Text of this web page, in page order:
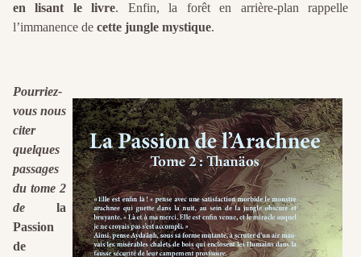
en lisant le livre. Enfin, la forêt en arrière-plan rappelle
l’immanence de cette jungle mystique.
Pourriez-
vous nous
citer
quelques
passages
du tome 2
de la
Passion
de